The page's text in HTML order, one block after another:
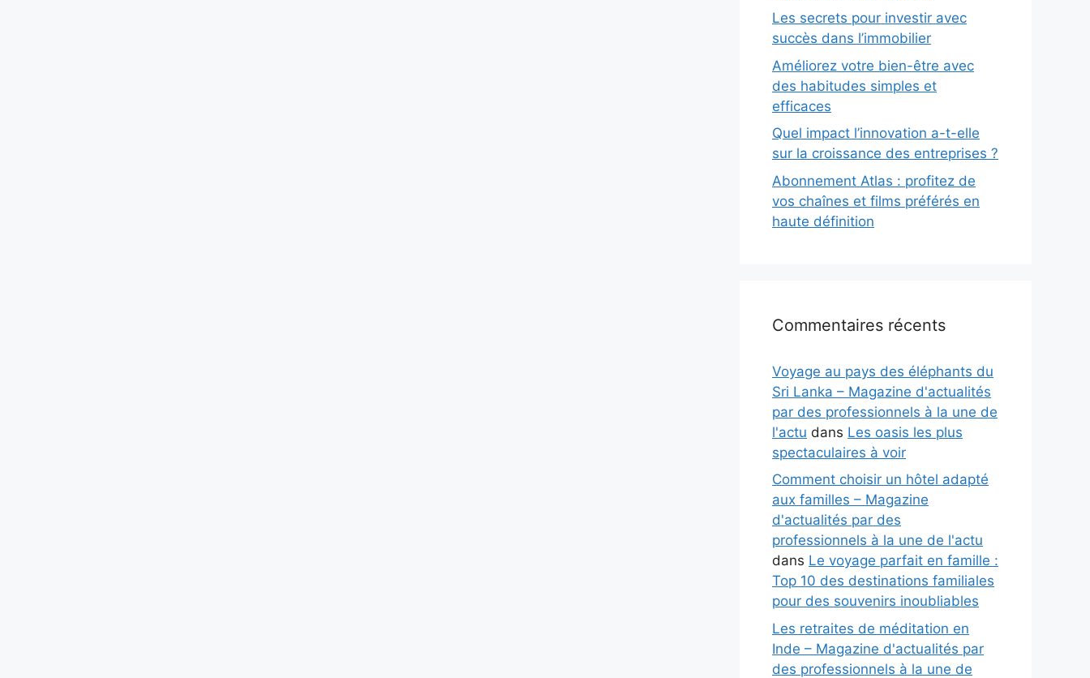
Les secrets pour investir avec
succès dans l’immobilier
Améliorez votre bien-être avec
des habitudes simples et
efficaces
Quel impact l’innovation a-t-elle
sur la croissance des entreprises ?
Abonnement Atlas : profitez de
vos chaînes et films préférés en
haute définition
Commentaires récents
Voyage au pays des éléphants du
Sri Lanka – Magazine d'actualités
par des professionnels à la une de
l'actu dans Les oasis les plus
spectaculaires à voir
Comment choisir un hôtel adapté
aux familles – Magazine
d'actualités par des
professionnels à la une de l'actu
dans Le voyage parfait en famille :
Top 10 des destinations familiales
pour des souvenirs inoubliables
Les retraites de méditation en
Inde – Magazine d'actualités par
des professionnels à la une de